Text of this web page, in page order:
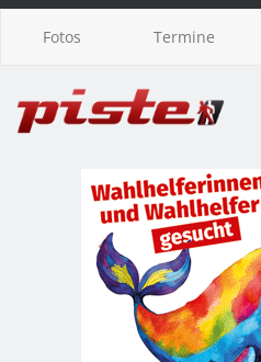
Fotos Termine